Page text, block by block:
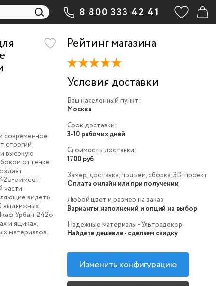
8 800 333 42 41
современное
строгий
высокую
оттенке
e имеет
части
видеть
выдвижных
Урбан-242o-
и ящиках,
материалов.
Рейтинг магазина
Условия доставки
Ваш населенный пункт:
Москва
Срок доставки:
3-10 рабочих дней
Стоимость доставки:
1700 руб
Замер, доставка, подъем, сборка, 3D-проект
Оплата онлайн или при получении
Любой цвет и размер на заказ
Варианты наполнений и опций на выбор
Надежные материалы - Ультрадекор
Найдете дешевле - сделаем скидку
Изменить конфигурацию